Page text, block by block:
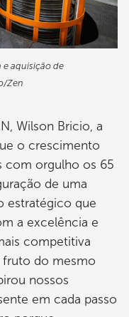
aquisição de
Zen
Wilson Bricio, a
o crescimento
com orgulho os 65
de uma
estratégico que
a excelência e
competitiva
fruto do mesmo
nossos
em cada passo